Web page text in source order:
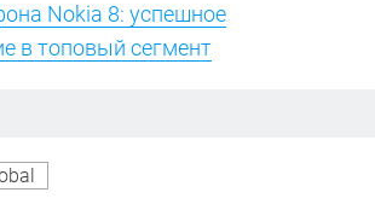
Nokia 8: успешное
в топовый сегмент